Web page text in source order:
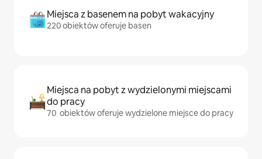
Miejsca z basenem na pobyt wakacyjny
220 obiektów oferuje basen
Miejsca na pobyt z wydzielonymi miejscami
do pracy
70 obiektów oferuje wydzielone miejsce do pracy